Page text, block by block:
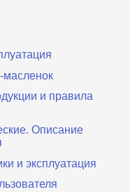
и правила
Описание
и эксплуатация